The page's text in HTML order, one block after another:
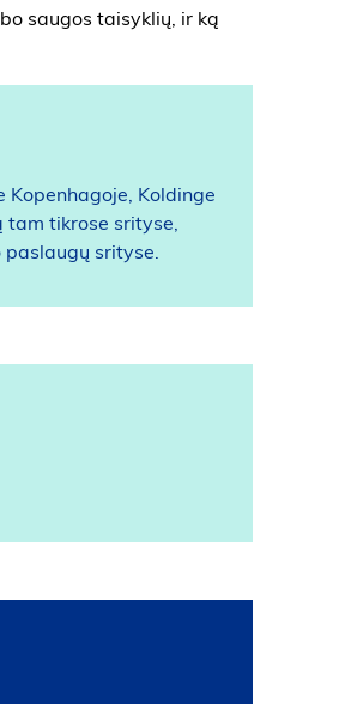
saugos taisyklių, ir ką
Koldinge
tam tikrose srityse,
srityse.